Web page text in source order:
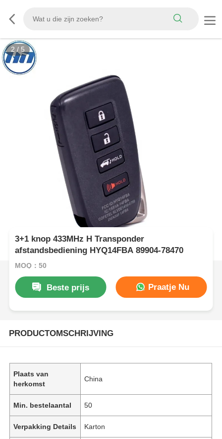
2 / 5
3+1 knop 433MHz H Transponder
afstandsbediening HYQ14FBA 89904-78470
MOQ：50
Beste prijs Praatje Nu
PRODUCTOMSCHRIJVING
Plaats van
herkomst
China
Min. bestelaantal 50
Verpakking Details Karton